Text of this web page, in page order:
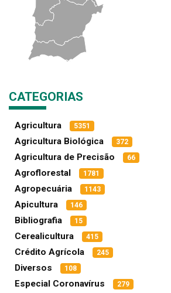
CATEGORIAS
Agricultura 5351
Agricultura Biológica 372
Agricultura de Precisão 66
Agroflorestal 1781
Agropecuária 1143
Apicultura 146
Bibliografia 15
Cerealicultura 415
Crédito Agrícola 245
Diversos 108
Especial Coronavírus 279